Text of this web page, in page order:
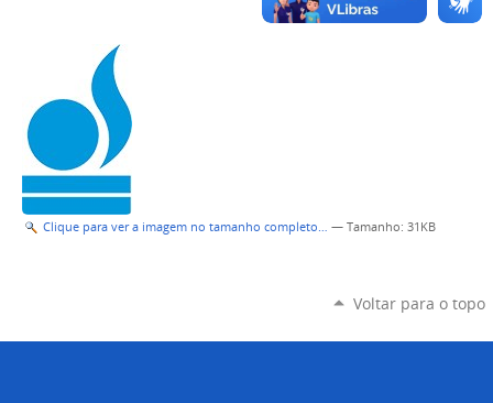
Clique para ver a imagem no tamanho completo… — Tamanho: 31KB
Voltar para o topo